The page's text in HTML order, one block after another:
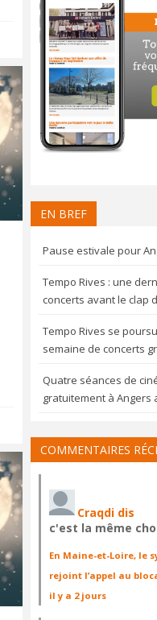
EN BREF
Pause estivale pour
Tempo Rives : une
concerts avant le clap
Tempo Rives se
semaine de concerts
Quatre séances de
gratuitement à Angers
COMMENTAIRES
Craqdi dis
c'est la même
En Maine-et-Loire, le
rejoint l’appel au
il y a 2 jours